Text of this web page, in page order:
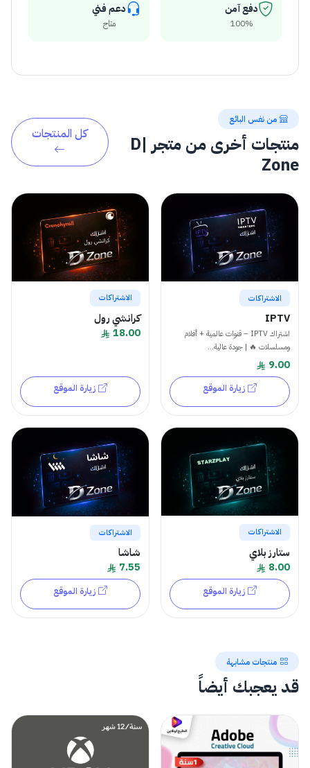
دفع آمن
100%
دعم فني
متاح
من نفس البائع
منتجات أخرى من متجر |D
Zone
كل المنتجات
الاشتراكات
IPTV
اشتراك IPTV – قنوات عالمية + أفلام
ومسلسلات 🔥 | جودة عالية...
9.00
زيارة الموقع
الاشتراكات
كرانشي رول
18.00
زيارة الموقع
الاشتراكات
ستارز بلاي
8.00
زيارة الموقع
الاشتراكات
شاشا
7.55
زيارة الموقع
منتجات مشابهة
قد يعجبك أيضاً